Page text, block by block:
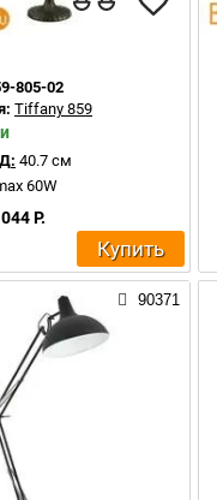
805-02
Tiffany 859
Д: 40.7 см
60W
Р.
Купить
90371